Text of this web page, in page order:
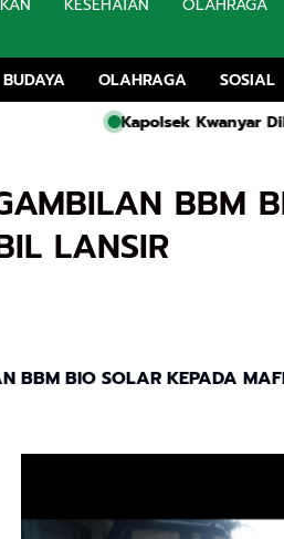
BUDAYA OLAHRAGA SOSIAL
Kapolsek Kwanyar Dihujat,
BBM
LANSIR
BBM BIO SOLAR KEPADA